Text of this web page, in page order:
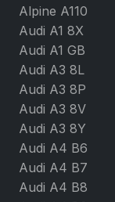
Alpine A110
Audi A1 8X
Audi A1 GB
Audi A3 8L
Audi A3 8P
Audi A3 8V
Audi A3 8Y
Audi A4 B6
Audi A4 B7
Audi A4 B8